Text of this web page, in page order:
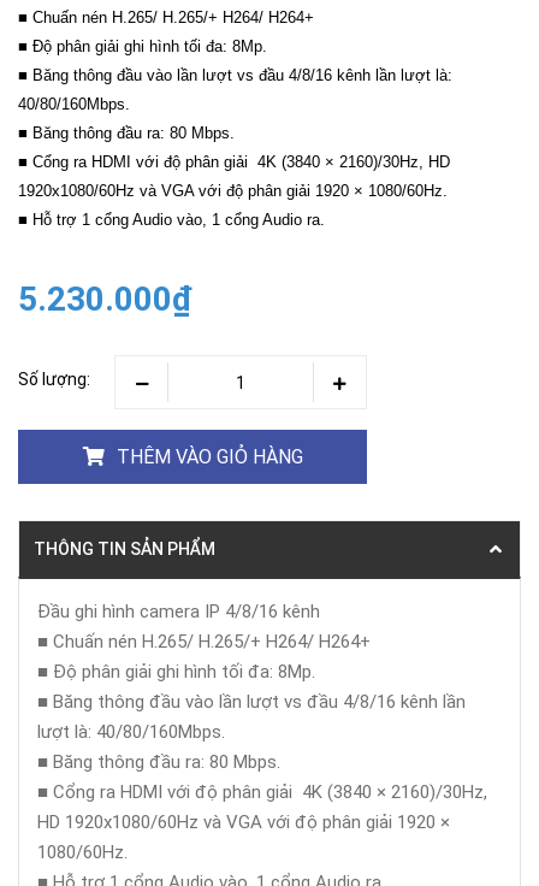
■ Chuấn nén H.265/ H.265/+ H264/ H264+
■ Độ phân giải ghi hình tối đa: 8Mp.
■ Băng thông đầu vào lần lượt vs đầu 4/8/16 kênh lần lượt là:
40/80/160Mbps.
■ Băng thông đầu ra: 80 Mbps.
■ Cổng ra HDMI với độ phân giải 4K (3840 × 2160)/30Hz, HD
1920x1080/60Hz và VGA với độ phân giải 1920 × 1080/60Hz.
■ Hỗ trợ 1 cổng Audio vào, 1 cổng Audio ra.
5.230.000₫
Số lượng:
THÊM VÀO GIỎ HÀNG
THÔNG TIN SẢN PHẨM
Đầu ghi hình camera IP 4/8/16 kênh
■ Chuấn nén H.265/ H.265/+ H264/ H264+
■ Độ phân giải ghi hình tối đa: 8Mp.
■ Băng thông đầu vào lần lượt vs đầu 4/8/16 kênh lần
lượt là: 40/80/160Mbps.
■ Băng thông đầu ra: 80 Mbps.
■ Cổng ra HDMI với độ phân giải 4K (3840 × 2160)/30Hz,
HD 1920x1080/60Hz và VGA với độ phân giải 1920 ×
1080/60Hz.